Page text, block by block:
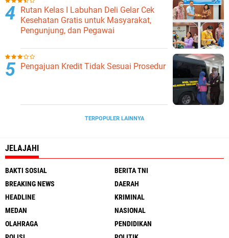
Rutan Kelas I Labuhan Deli Gelar Cek
Kesehatan Gratis untuk Masyarakat,
Pengunjung, dan Pegawai
Pengajuan Kredit Tidak Sesuai Prosedur
TERPOPULER LAINNYA
JELAJAHI
BAKTI SOSIAL
BERITA TNI
BREAKING NEWS
DAERAH
HEADLINE
KRIMINAL
MEDAN
NASIONAL
OLAHRAGA
PENDIDIKAN